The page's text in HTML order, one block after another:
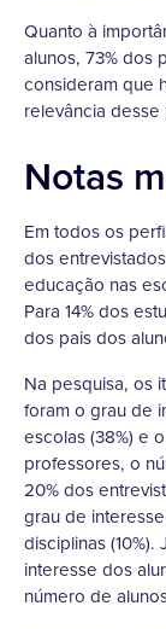
Quanto à
alunos, 73% dos
consideram que
relevância
Notas
Em todos os
dos
educação nas
Para 14% dos
dos pais dos
Na pesquisa, os
foram o grau de
escolas (38%) e
professores, o
20% dos
grau de
disciplinas
interesse dos
número de